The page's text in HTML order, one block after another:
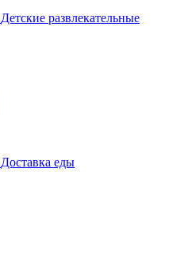
Детские развлекательные
Доставка еды